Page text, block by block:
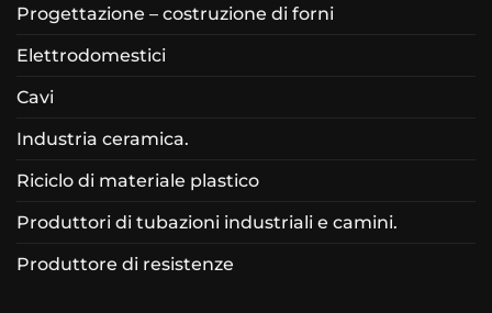
Progettazione – costruzione di forni
Elettrodomestici
Cavi
Industria ceramica.
Riciclo di materiale plastico
Produttori di tubazioni industriali e camini.
Produttore di resistenze